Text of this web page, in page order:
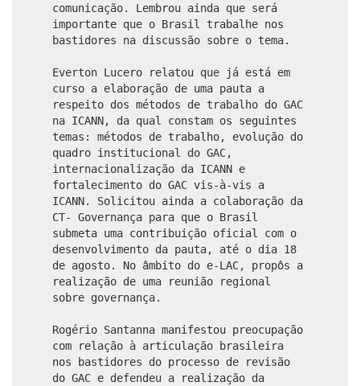
comunicação. Lembrou ainda que será
importante que o Brasil trabalhe nos
bastidores na discussão sobre o tema.
Everton Lucero relatou que já está em
curso a elaboração de uma pauta a
respeito dos métodos de trabalho do GAC
na ICANN, da qual constam os seguintes
temas: métodos de trabalho, evolução do
quadro institucional do GAC,
internacionalização da ICANN e
fortalecimento do GAC vis-à-vis a
ICANN. Solicitou ainda a colaboração da
CT- Governança para que o Brasil
submeta uma contribuição oficial com o
desenvolvimento da pauta, até o dia 18
de agosto. No âmbito do e-LAC, propôs a
realização de uma reunião regional
sobre governança.
Rogério Santanna manifestou preocupação
com relação à articulação brasileira
nos bastidores do processo de revisão
do GAC e defendeu a realização da